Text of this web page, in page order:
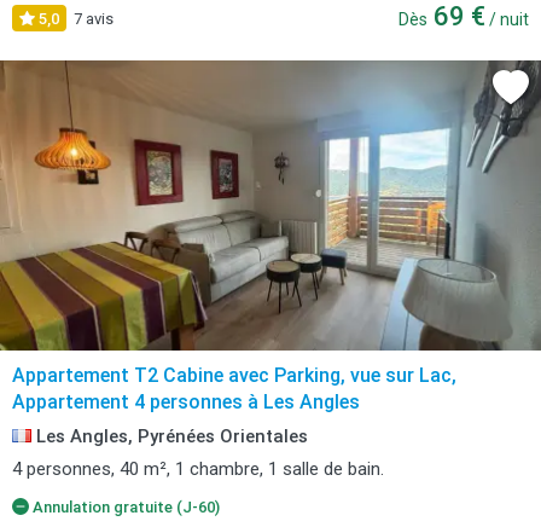
5,0 7 avis Dès 69 € / nuit
Appartement T2 Cabine avec Parking, vue sur Lac,
Appartement 4 personnes à Les Angles
Les Angles, Pyrénées Orientales
4 personnes, 40 m², 1 chambre, 1 salle de bain.
Annulation gratuite (J-60)